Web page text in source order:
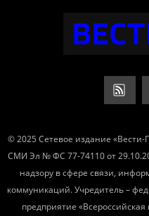
© 2025 Сетевое издание «Вести-
СМИ Эл № ФС 77-74110 от
надзору в сфере связи,
коммуникаций. Учредитель –
предприятие